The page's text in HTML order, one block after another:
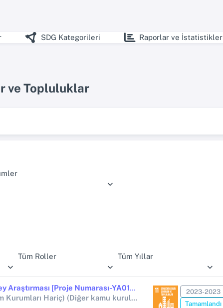
SDG Kategorileri Raporlar ve İstatistikler
ve Topluluklar
Tüm Roller Tüm Yıllar
Gaziantep İli ve İlçeleri Demir Çağı Yüzey Araştırması [Proje Numarası-YA012703(2023)]
Diğer Kamu Kuruluşları (Yükseköğretim Kurumları Hariç) (Diğer kamu kuruluşları (Yükseköğretim Kurumları hariç))
2023-2023
Tamamlandı